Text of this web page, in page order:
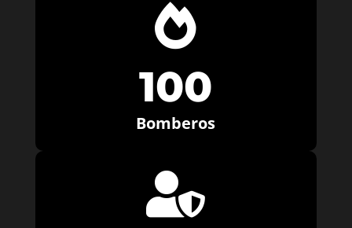

100
Bomberos
